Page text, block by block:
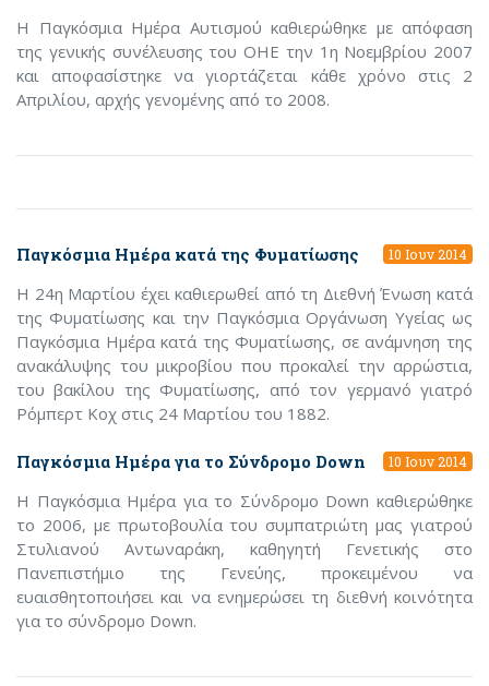
Η Παγκόσμια Ημέρα Αυτισμού καθιερώθηκε με απόφαση
της γενικής συνέλευσης του ΟΗΕ την 1η Νοεμβρίου 2007
και αποφασίστηκε να γιορτάζεται κάθε χρόνο στις 2
Απριλίου, αρχής γενομένης από το 2008.
Παγκόσμια Ημέρα κατά της Φυματίωσης 10 Ιουν 2014
Η 24η Μαρτίου έχει καθιερωθεί από τη Διεθνή Ένωση κατά
της Φυματίωσης και την Παγκόσμια Οργάνωση Υγείας ως
Παγκόσμια Ημέρα κατά της Φυματίωσης, σε ανάμνηση της
ανακάλυψης του μικροβίου που προκαλεί την αρρώστια,
του βακίλου της Φυματίωσης, από τον γερμανό γιατρό
Ρόμπερτ Κοχ στις 24 Μαρτίου του 1882.
Παγκόσμια Ημέρα για το Σύνδρομο Down 10 Ιουν 2014
Η Παγκόσμια Ημέρα για το Σύνδρομο Down καθιερώθηκε
το 2006, με πρωτοβουλία του συμπατριώτη μας γιατρού
Στυλιανού Αντωναράκη, καθηγητή Γενετικής στο
Πανεπιστήμιο της Γενεύης, προκειμένου να
ευαισθητοποιήσει και να ενημερώσει τη διεθνή κοινότητα
για το σύνδρομο Down.